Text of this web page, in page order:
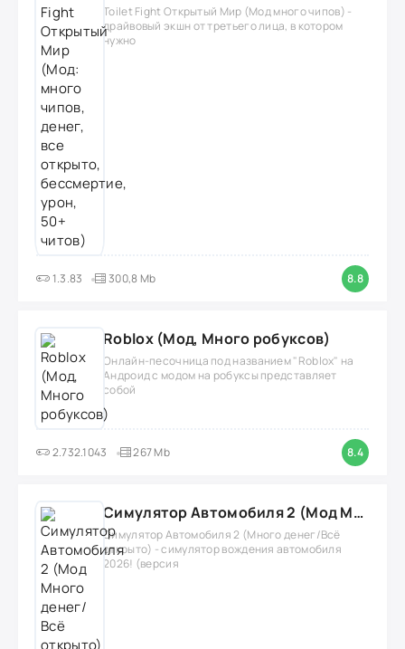
Toilet Fight Открытый Мир (Мод много чипов) -
драйвовый экшн от третьего лица, в котором
нужно
1.3.83 300,8 Mb 8.8
Roblox (Мод, Много робуксов)
Онлайн-песочница под названием "Roblox" на
Андроид с модом на робуксы представляет
собой
2.732.1043 267 Mb 8.4
Симулятор Автомобиля 2 (Мод Много денег/Всё открыто)
Симулятор Автомобиля 2 (Много денег/Всё
открыто) - симулятор вождения автомобиля
2026! (версия